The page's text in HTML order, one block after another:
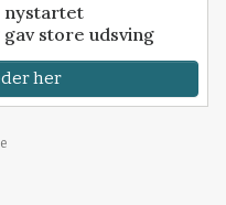
nystartet
store udsving
her